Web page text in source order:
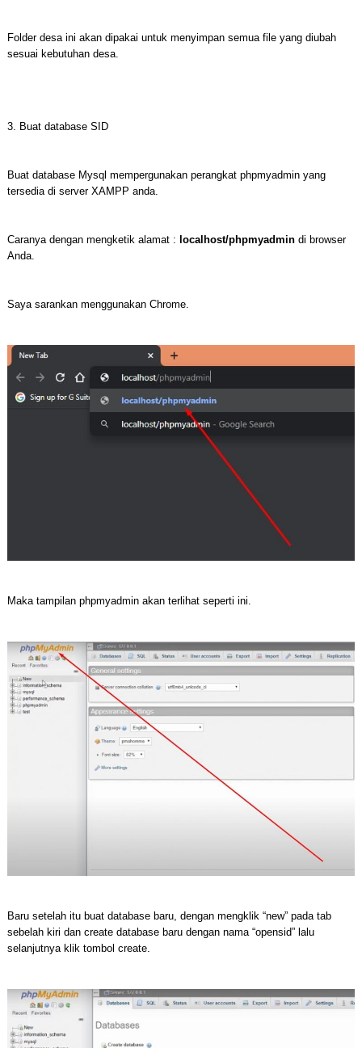
Folder desa ini akan dipakai untuk menyimpan semua file yang diubah
sesuai kebutuhan desa.
3. Buat database SID
Buat database Mysql mempergunakan perangkat phpmyadmin yang
tersedia di server XAMPP anda.
Caranya dengan mengketik alamat : localhost/phpmyadmindi browser
Anda.
Saya sarankan menggunakan Chrome.
Maka tampilan phpmyadmin akan terlihat seperti ini.
Baru setelah itu buat database baru, dengan mengklik “new” pada tab
sebelah kiri dan create database baru dengan nama “opensid” lalu
selanjutnya klik tombol create.